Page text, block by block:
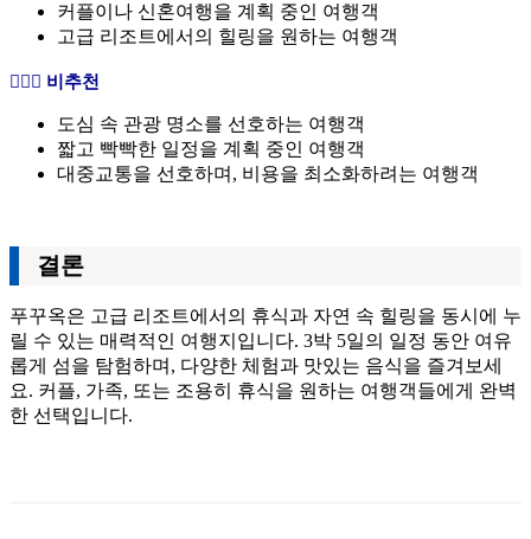
커플이나 신혼여행을 계획 중인 여행객
고급 리조트에서의 힐링을 원하는 여행객
🙅🏻‍♀️ 비추천
도심 속 관광 명소를 선호하는 여행객
짧고 빡빡한 일정을 계획 중인 여행객
대중교통을 선호하며, 비용을 최소화하려는 여행객
결론
푸꾸옥은 고급 리조트에서의 휴식과 자연 속 힐링을 동시에 누
릴 수 있는 매력적인 여행지입니다. 3박 5일의 일정 동안 여유
롭게 섬을 탐험하며, 다양한 체험과 맛있는 음식을 즐겨보세
요. 커플, 가족, 또는 조용히 휴식을 원하는 여행객들에게 완벽
한 선택입니다.